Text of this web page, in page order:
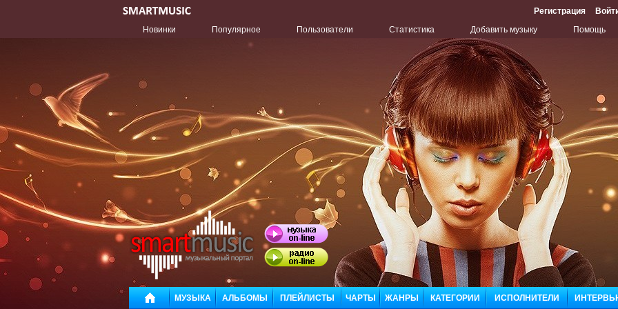
Регистрация
Новинки
Популярное Пользователи Статистика Добавить музыку Помощь
МУЗЫКА АЛЬБОМЫ ПЛЕЙЛИСТЫ ЧАРТЫ ЖАНРЫ КАТЕГОРИИ ИСПОЛНИТЕЛИ